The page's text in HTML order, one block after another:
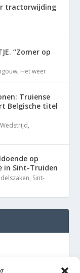
tractorwijding
“Zomer op
, Het weer
Truiense
Belgische titel
Wedstrijd,
op
in Sint-Truiden
, Sint-